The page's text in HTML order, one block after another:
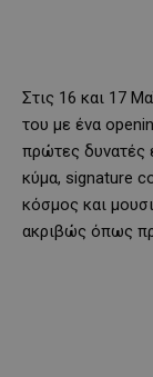
Στις 16 και 17
του με ένα
πρώτες δυνατές
κύμα, signature
κόσμος και
ακριβώς όπως